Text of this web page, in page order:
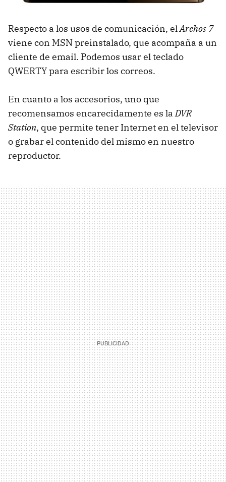
Respecto a los usos de comunicación, elArchos 7
viene con MSNpreinstalado, que acompaña a un
cliente de email. Podemos usar el teclado
QWERTYpara escribir los correos.
En cuanto a los accesorios, uno que
recomensamos encarecidamente es laDVR
Station, que permite tener Internet en el televisor
o grabar el contenido del mismo en nuestro
reproductor.